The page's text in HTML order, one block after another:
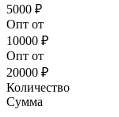
5000 ₽
Опт от
10000 ₽
Опт от
20000 ₽
Количество
Сумма